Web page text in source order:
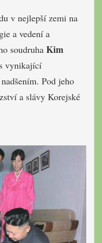
v nejlepší zemi na
a vedení a
soudruha Kim
vynikající
Pod jeho
a slávy Korejské